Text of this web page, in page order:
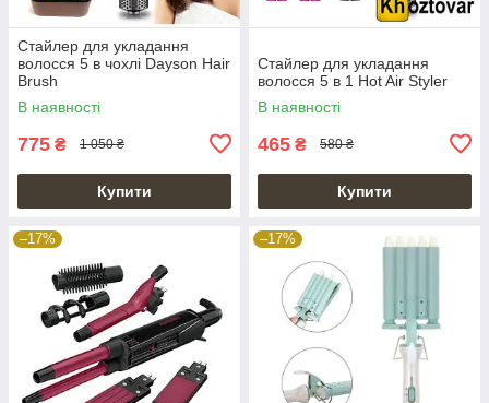
Стайлер для укладання
волосся 5 в чохлі Dayson Hair
Brush
В наявності
775 ₴ 1 050 ₴
Купити
Стайлер для укладання
волосся 5 в 1 Hot Air Styler
В наявності
465 ₴ 580 ₴
Купити
–17% –17%